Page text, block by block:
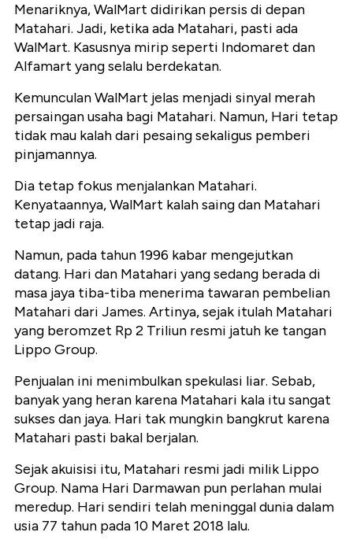
Menariknya, WalMart didirikan persis di depan
Matahari. Jadi, ketika ada Matahari, pasti ada
WalMart. Kasusnya mirip seperti Indomaret dan
Alfamart yang selalu berdekatan.
Kemunculan WalMart jelas menjadi sinyal merah
persaingan usaha bagi Matahari. Namun, Hari tetap
tidak mau kalah dari pesaing sekaligus pemberi
pinjamannya.
Dia tetap fokus menjalankan Matahari.
Kenyataannya, WalMart kalah saing dan Matahari
tetap jadi raja.
Namun, pada tahun 1996 kabar mengejutkan
datang. Hari dan Matahari yang sedang berada di
masa jaya tiba-tiba menerima tawaran pembelian
Matahari dari James. Artinya, sejak itulah Matahari
yang beromzet Rp 2 Triliun resmi jatuh ke tangan
Lippo Group.
Penjualan ini menimbulkan spekulasi liar. Sebab,
banyak yang heran karena Matahari kala itu sangat
sukses dan jaya. Hari tak mungkin bangkrut karena
Matahari pasti bakal berjalan.
Sejak akuisisi itu, Matahari resmi jadi milik Lippo
Group. Nama Hari Darmawan pun perlahan mulai
meredup. Hari sendiri telah meninggal dunia dalam
usia 77 tahun pada 10 Maret 2018 lalu.